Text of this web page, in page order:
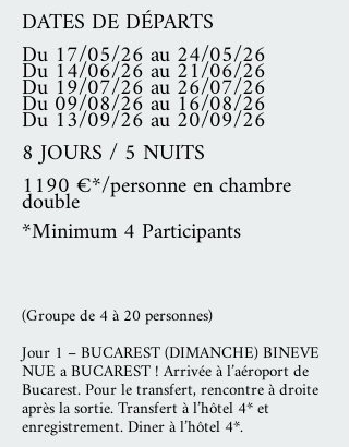
DATES DE DÉPARTS
Du 17/05/26 au 24/05/26
Du 14/06/26 au 21/06/26
Du 19/07/26 au 26/07/26
Du 09/08/26 au 16/08/26
Du 13/09/26 au 20/09/26
8 JOURS / 5 NUITS
1190 €*/personne en chambre
double
*Minimum 4 Participants
(Groupe de 4 à 20 personnes)
Jour 1 – BUCAREST (DIMANCHE) BINEVE
NUE a BUCAREST ! Arrivée à l’aéroport de
Bucarest. Pour le transfert, rencontre à droite
après la sortie. Transfert à l’hôtel 4* et
enregistrement. Diner à l’hôtel 4*.